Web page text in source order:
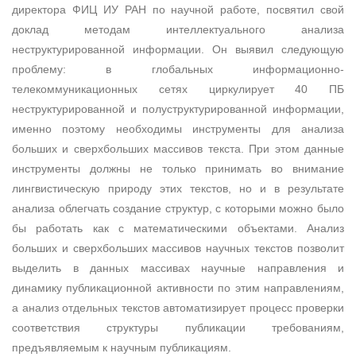
директора ФИЦ ИУ РАН по научной работе, посвятил свой
доклад методам интеллектуального анализа
неструктурированной информации. Он выявил следующую
проблему: в глобальных информационно-
телекоммуникационных сетях циркулирует 40 ПБ
неструктурированной и полуструктурированной информации,
именно поэтому необходимы инструменты для анализа
больших и сверхбольших массивов текста. При этом данные
инструменты должны не только принимать во внимание
лингвистическую природу этих текстов, но и в результате
анализа облегчать создание структур, с которыми можно было
бы работать как с математическими объектами. Анализ
больших и сверхбольших массивов научных текстов позволит
выделить в данных массивах научные направления и
динамику публикационной активности по этим направлениям,
а анализ отдельных текстов автоматизирует процесс проверки
соответствия структуры публикации требованиям,
предъявляемым к научным публикациям.